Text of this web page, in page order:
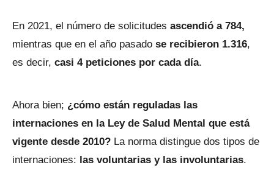
En 2021, el número de solicitudes ascendió a 784,
mientras que en el año pasado se recibieron 1.316,
es decir, casi 4 peticiones por cada día.
Ahora bien; ¿cómo están reguladas las
internaciones en la Ley de Salud Mental que está
vigente desde 2010? La norma distingue dos tipos de
internaciones: las voluntarias y las involuntarias.